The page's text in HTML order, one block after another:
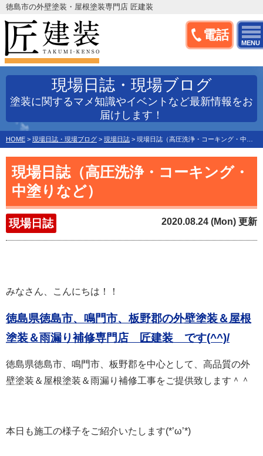
電話
MENU
徳島市の外壁塗装・屋根塗装専門店 匠建装
現場日誌・現場ブログ
塗装に関するマメ知識やイベントなど最新情報をお
届けします！
HOME > 現場日誌・現場ブログ > 現場日誌 > 現場日誌（高圧洗浄・コーキング・中塗りなど）
現場日誌（高圧洗浄・コーキング・
中塗りなど）
現場日誌 2020.08.24 (Mon) 更新
みなさん、こんにちは！！
徳島県徳島市、鳴門市、板野郡の外壁塗装＆屋根
塗装＆雨漏り補修専門店 匠建装 です(^^)/
徳島県徳島市、鳴門市、板野郡を中心として、高品質の外
壁塗装＆屋根塗装＆雨漏り補修工事をご提供致します＾＾
本日も施工の様子をご紹介いたします(*’ω’*)